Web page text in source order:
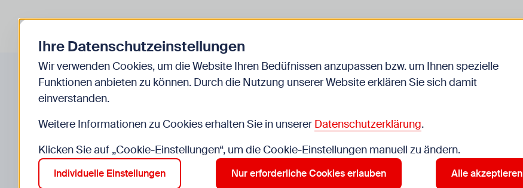
Ihre Datenschutzeinstellungen
Wir verwenden Cookies, um die Website Ihren Bedüfnissen anzupassen bzw. um Ihnen spezielle
Funktionen anbieten zu können. Durch die Nutzung unserer Website erklären Sie sich damit
einverstanden.
Weitere Informationen zu Cookies erhalten Sie in unsererDatenschutzerklärung.
Klicken Sie auf „Cookie-Einstellungen“, um die Cookie-Einstellungen manuell zu ändern.
Individuelle Einstellungen Nur erforderliche Cookies erlauben Alle akzeptieren